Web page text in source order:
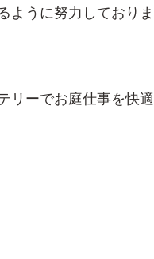
ように努力しておりま
リーでお庭仕事を快適